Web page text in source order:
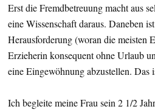
Erst die Fremdbetreuung macht aus
eine Wissenschaft daraus. Daneben
Herausforderung (woran die meisten
Erzieherin konsequent ohne Urlaub
eine Eingewöhnung abzustellen. Das
Ich begleite meine Frau sein 2 1/2